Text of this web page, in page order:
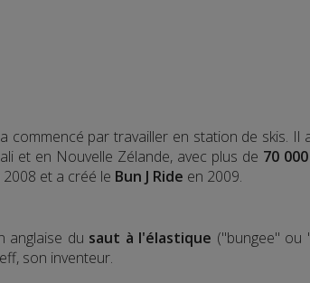
commencé par travailler en station de skis. Il
et en Nouvelle Zélande, avec plus de 70
et a créé le Bun J Ride en 2009.
anglaise du saut à l'élastique ("bungee" ou
son inventeur.